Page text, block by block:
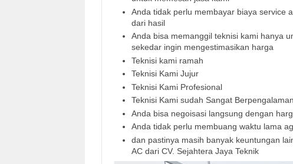
Anda tidak perlu membayar biaya service
dari hasil
Anda bisa memanggil teknisi kami hanya
sekedar ingin mengestimasikan harga
Teknisi kami ramah
Teknisi Kami Jujur
Teknisi Kami Profesional
Teknisi Kami sudah Sangat Berpengalaman
Anda bisa negoisasi langsung dengan
Anda tidak perlu membuang waktu lama
dan pastinya masih banyak keuntungan
AC dari CV. Sejahtera Jaya Teknik